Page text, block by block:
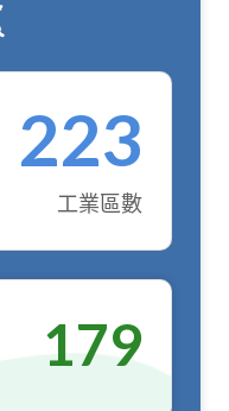
223
工業區數
179